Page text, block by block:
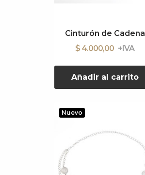
Cinturón de Cadena
$ 4.000,00
Añadir al carrito
Nuevo